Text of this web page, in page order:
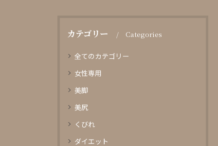
カテゴリー Categories
全てのカテゴリー
女性専用
美脚
美尻
くびれ
ダイエット